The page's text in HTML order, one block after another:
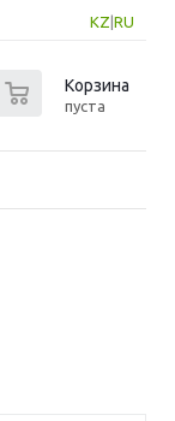
KZ RU
Корзина
пуста